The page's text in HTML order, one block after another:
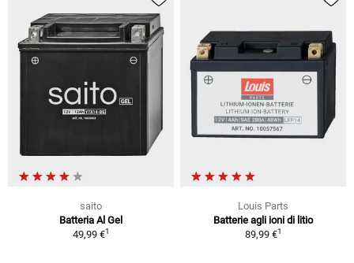
saito
Batteria Al Gel
49,99 €1
Louis Parts
Batterie agli ioni di litio
89,99 €1